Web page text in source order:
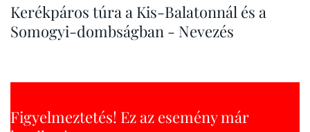
Kerékpáros túra a Kis-Balatonnál és a
Somogyi-dombságban - Nevezés
Figyelmeztetés! Ez az esemény már